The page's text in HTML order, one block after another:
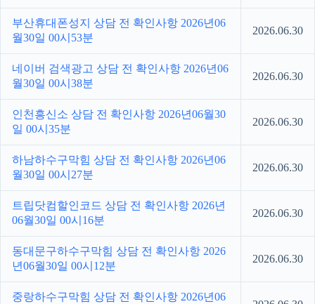
부산휴대폰성지 상담 전 확인사항 2026년06
월30일 00시53분
2026.06.30
네이버 검색광고 상담 전 확인사항 2026년06
월30일 00시38분
2026.06.30
인천흥신소 상담 전 확인사항 2026년06월30
일 00시35분
2026.06.30
하남하수구막힘 상담 전 확인사항 2026년06
월30일 00시27분
2026.06.30
트립닷컴할인코드 상담 전 확인사항 2026년
06월30일 00시16분
2026.06.30
동대문구하수구막힘 상담 전 확인사항 2026
년06월30일 00시12분
2026.06.30
중랑하수구막힘 상담 전 확인사항 2026년06